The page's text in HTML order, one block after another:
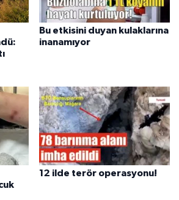
Bu etkisini duyan kulaklarına
inanamıyor
12 ilde terör operasyonu!